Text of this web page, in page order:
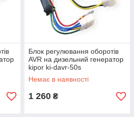
Блок регулювання оборотів
AVR на дизельний генератор
kipor ki-davr-50s
Немає в наявності
1 260 ₴